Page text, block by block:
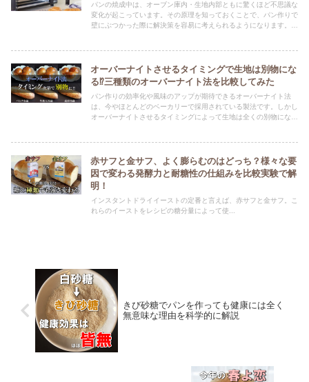
パンの焼成中は、オーブン庫内・生地内部ともに驚くほど不思議な
変化が起こっています。その原理を知っておくことで、パン作りで
壁にぶつかった際に解決策を容易に考えられるようになります。こ
オーバーナイトさせるタイミングで生地は別物にな
る⁉三種類のオーバーナイト法を比較してみた
パン作りの効率化や風味のアップが期待できるオーバーナイト法
は、今やほとんどのベーカリーで採用されている製法です。しかし
オーバーナイトさせるタイミングによって生地は全くの別物にな
赤サフと金サフ、よく膨らむのはどっち？様々な要
因で変わる発酵力と耐糖性の仕組みを比較実験で解
明！
インスタントドライイーストの定番と言えば、赤サフと金サフ。こ
れらのイーストをレシピの糖分量によって使...
きび砂糖でパンを作っても健康には全く
無意味な理由を科学的に解説